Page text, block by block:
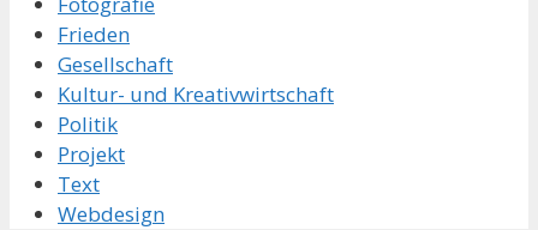
Frieden
Gesellschaft
Kultur- und Kreativwirtschaft
Politik
Projekt
Text
Webdesign